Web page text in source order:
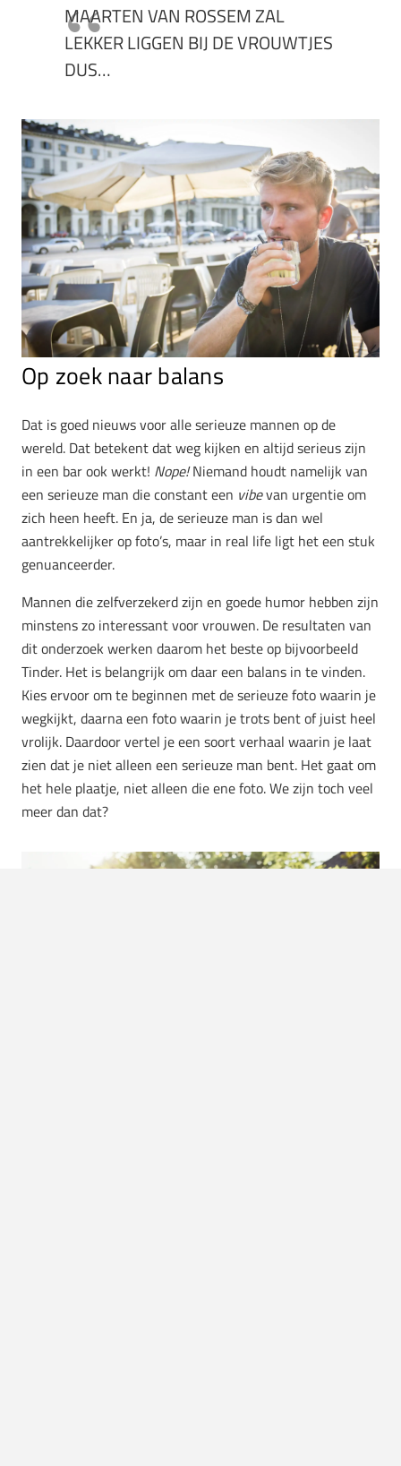
MAARTEN VAN ROSSEM ZAL
LEKKER LIGGEN BIJ DE VROUWTJES
DUS…
Op zoek naar balans
Dat is goed nieuws voor alle serieuze mannen op de
wereld. Dat betekent dat weg kijken en altijd serieus zijn
in een bar ook werkt! Nope!Niemand houdt namelijk van
een serieuze man die constant een vibevan urgentie om
zich heen heeft. En ja, de serieuze man is dan wel
aantrekkelijker op foto’s, maar in real life ligt het een stuk
genuanceerder.
Mannen die zelfverzekerd zijn en goede humor hebben zijn
minstens zo interessant voor vrouwen. De resultaten van
dit onderzoek werken daarom het beste op bijvoorbeeld
Tinder. Het is belangrijk om daar een balans in te vinden.
Kies ervoor om te beginnen met de serieuze foto waarin je
wegkijkt, daarna een foto waarin je trots bent of juist heel
vrolijk. Daardoor vertel je een soort verhaal waarin je laat
zien dat je niet alleen een serieuze man bent. Het gaat om
het hele plaatje, niet alleen die ene foto. We zijn toch veel
meer dan dat?